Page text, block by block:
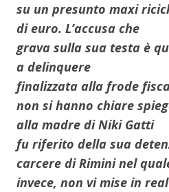
su un presunto maxi
di euro. L’accusa che
grava sulla sua testa è
a delinquere
finalizzata alla frode
non si hanno chiare
alla madre di Niki Gatti
fu riferito della sua
carcere di Rimini nel
invece, non vi mise in